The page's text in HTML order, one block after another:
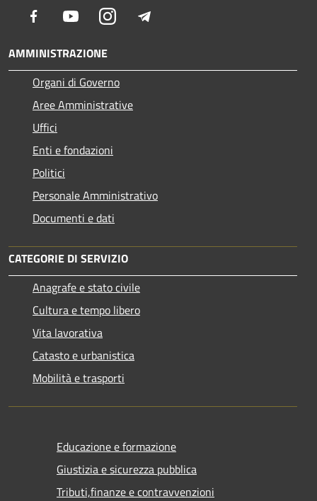
Facebook YoutubeInstagram
AMMINISTRAZIONE
Organi di Governo
Aree Amministrative
Uffici
Enti e fondazioni
Politici
Personale Amministrativo
Documenti e dati
CATEGORIE DI SERVIZIO
Anagrafe e stato civile
Cultura e tempo libero
Vita lavorativa
Catasto e urbanistica
Mobilità e trasporti
Educazione e formazione
Giustizia e sicurezza pubblica
Tributi,finanze e contravvenzioni